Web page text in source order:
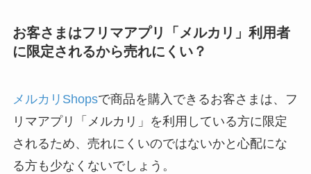
お客さまはフリマアプリ「メルカリ」利用者
に限定されるから売れにくい？
メルカリShopsで商品を購入できるお客さまは、フ
リマアプリ「メルカリ」を利用している方に限定
されるため、売れにくいのではないかと心配にな
る方も少なくないでしょう。